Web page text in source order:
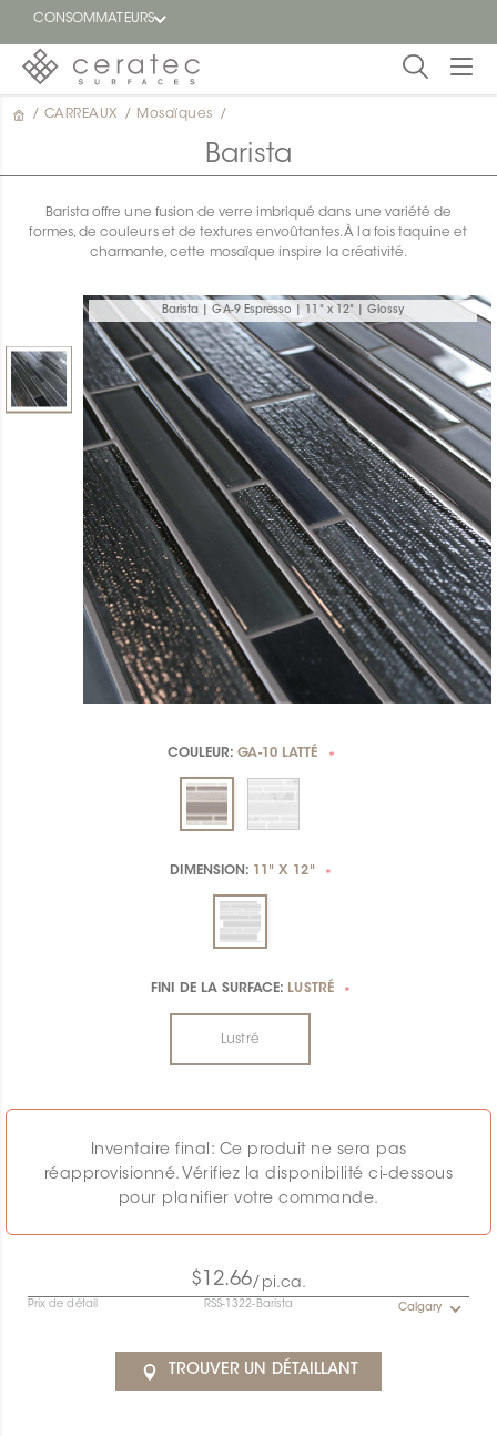
CONSOMMATEURS
En
Trouver
/ CARREAUX / Mosaïques /
Barista
Barista offre une fusion de verre imbriqué dans une variété de
formes, de couleurs et de textures envoûtantes. À la fois taquine et
charmante, cette mosaïque inspire la créativité.
Barista | GA-9 Espresso | 11" x 12" | Glossy
COULEUR:GA-10 LATTÉ *
DIMENSION: 11" X 12" *
FINI DE LA SURFACE: LUSTRÉ *
Lustré
Inventaire final: Ce produit ne sera pas
réapprovisionné. Vérifiez la disponibilité ci-dessous
pour planifier votre commande.
$12.66/pi.ca.
Prix de détail RSS-1322-Barista Calgary
TROUVER UN DÉTAILLANT